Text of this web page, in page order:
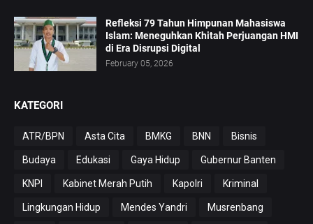
Refleksi 79 Tahun Himpunan Mahasiswa
Islam: Meneguhkan Khitah Perjuangan HMI
di Era Disrupsi Digital
February 05, 2026
KATEGORI
ATR/BPN Asta Cita BMKG BNN Bisnis
Budaya Edukasi Gaya Hidup Gubernur Banten
KNPI Kabinet Merah Putih Kapolri Kriminal
Lingkungan Hidup Mendes Yandri Musrenbang